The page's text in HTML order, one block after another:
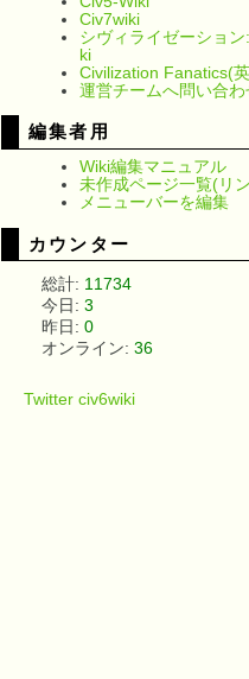
Civ7wiki
シヴィライゼーショ
ki
Civilization Fanatics(
運営チームへ問い合わ
編集者用
Wiki編集マニュアル
未作成ページ一覧(リ
メニューバーを編集
カウンター
総計: 11734
今日: 3
昨日: 0
オンライン: 36
Twitter civ6wiki